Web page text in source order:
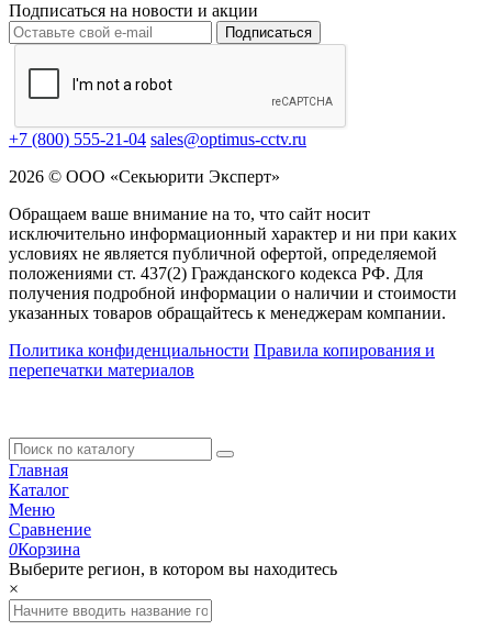
Подписаться на новости и акции
Подписаться
+7 (800) 555-21-04 sales@optimus-cctv.ru
2026 © ООО «Секьюрити Эксперт»
Обращаем ваше внимание на то, что сайт носит
исключительно информационный характер и ни при каких
условиях не является публичной офертой, определяемой
положениями ст. 437(2) Гражданского кодекса РФ. Для
получения подробной информации о наличии и стоимости
указанных товаров обращайтесь к менеджерам компании.
Политика конфиденциальности Правила копирования и
перепечатки материалов
Главная
Каталог
Меню
Сравнение
0Корзина
Выберите регион, в котором вы находитесь
×